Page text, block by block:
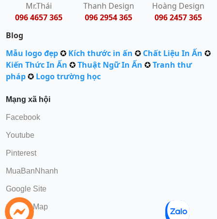
Mr.Thái
096 4657 365
Thanh Design
096 2954 365
Hoàng Design
096 2457 365
Blog
Mẫu logo đẹp✪ Kích thước in ấn ✪ Chất Liệu In Ấn ✪
Kiến Thức In Ấn ✪Thuật Ngữ In Ấn ✪Tranh thư
pháp✪ Logo trường học
Mạng xã hội
Facebook
Youtube
Pinterest
MuaBanNhanh
Google Site
Google Map